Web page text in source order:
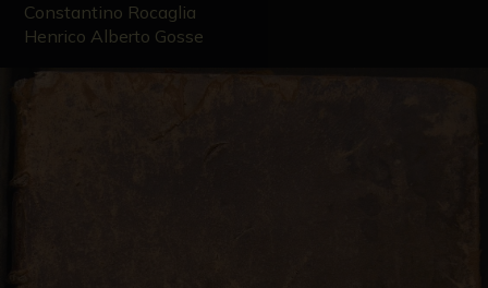
Constantino Rocaglia
Henrico Alberto Gosse